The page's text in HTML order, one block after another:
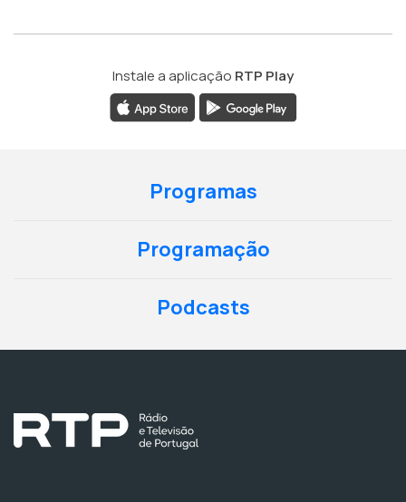
Instale a aplicação RTP Play
Programas
Programação
Podcasts